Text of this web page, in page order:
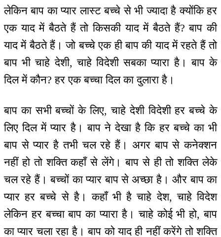
लेकिन बाप का प्यार लास्ट बच्चे से भी ज्यादा है क्योंकि हर
एक याद में बैठते हैं तो किसकी याद में बैठते हैं? बाप की
याद में बैठते हैं। जो बच्चे एक ही बाप की याद में रहते हैं तो
बाप भी चाहे देशी, चाहे विदेशी सबका प्यारा है। बाप के
दिल में कौन? हर एक बच्चा दिल का दुलारा है।
बाप का सभी बच्चों के लिए, चाहे देशी विदेशी हर बच्चे के
लिए दिल में प्यार है। बाप ने देखा है कि हर बच्चे का भी
बाप से प्यार है तभी चल रहे हैं। अगर बाप से कनेक्शन
नहीं हो तो शक्ति कहाँ से लेंगे। बाप से ही तो शक्ति लेके
चल रहे हैं। बच्चों का प्यार बाप से अच्छा है। और बाप का
प्यार हर बच्चे से है। कहाँ भी है चाहे देश, चाहे विदेश
लेकिन हर बच्चा बाप का प्यारा है। चाहे कोई भी हो, बाप
का प्यार चला रहा है। बाप को याद ही नहीं करेंगे तो शक्ति